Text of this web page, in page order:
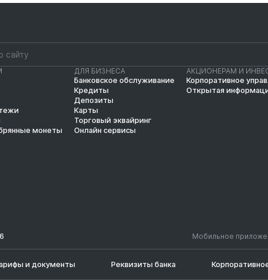
монеты
ДЛЯ БИЗНЕСА
Банковское обслуживание
Кредиты
Депозиты
Карты
Торговый эквайринг
Онлайн сервисы
АКЦИОНЕРАМ И
Корпоративное
Открытая
Мобильное
и документы Реквизиты банка